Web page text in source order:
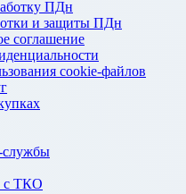
ПДн
и защиты ПДн
соглашение
cookie-файлов
службы
с ТКО